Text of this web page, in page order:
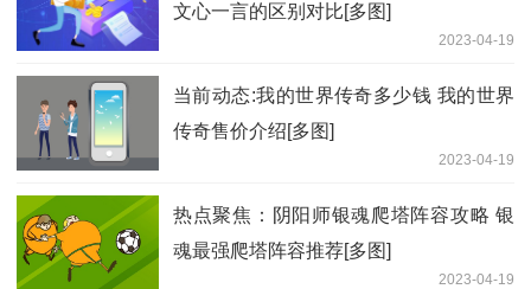
文心一言的区别对比[多图]
2023-04-19
当前动态:我的世界传奇多少钱 我的世界
传奇售价介绍[多图]
2023-04-19
热点聚焦：阴阳师银魂爬塔阵容攻略 银
魂最强爬塔阵容推荐[多图]
2023-04-19